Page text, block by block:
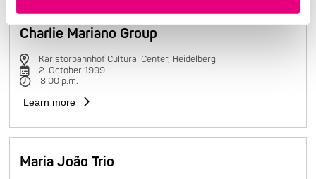
Charlie Mariano Group
Karlstorbahnhof Cultural Center, Heidelberg
2. October 1999
8:00 p.m.
Learn more
Maria João Trio